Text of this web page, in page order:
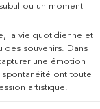
ou un moment
la vie quotidienne et
souvenirs. Dans
une émotion
spontanéité ont toute
artistique.